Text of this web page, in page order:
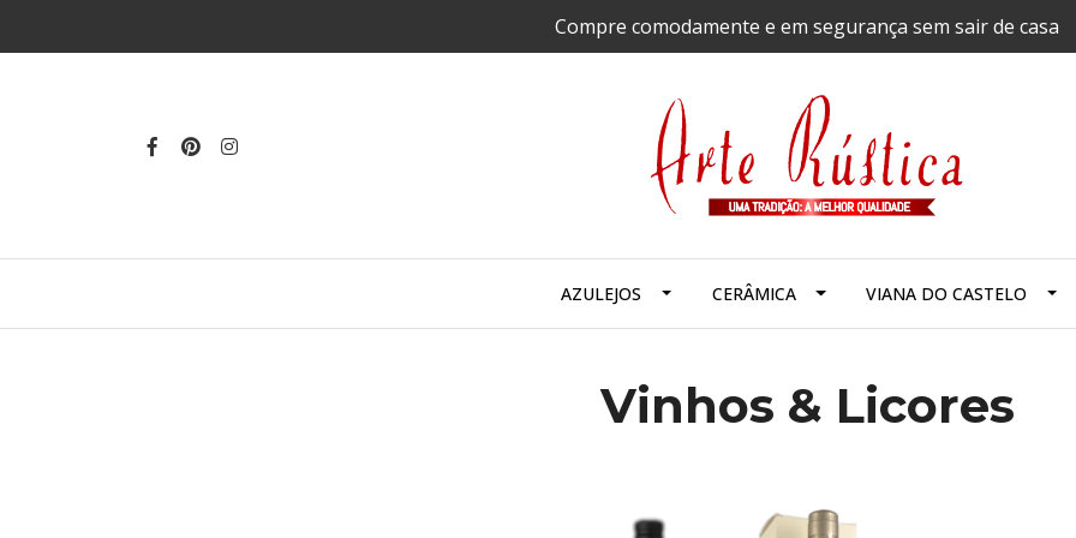
Compre comodamente e em segurança sem sair de casa
AZULEJOS CERÂMICA VIANA DO CASTELO
Vinhos & Licores